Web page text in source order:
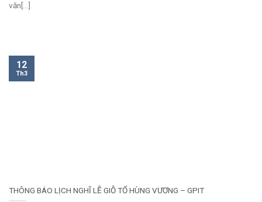
văn[...]
THÔNG BÁO LỊCH NGHĨ LỄ GIỖ TỔ HÙNG VƯƠNG – GPIT
12
Th3